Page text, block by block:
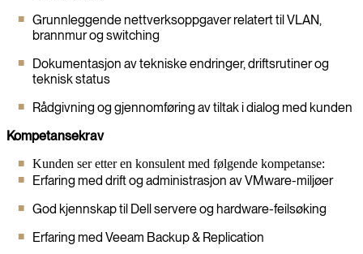
Grunnleggende nettverksoppgaver relatert til VLAN,
brannmur og switching
Dokumentasjon av tekniske endringer, driftsrutiner og
teknisk status
Rådgivning og gjennomføring av tiltak i dialog med kunden
Kompetansekrav
Kunden ser etter en konsulent med følgende kompetanse:
Erfaring med drift og administrasjon av VMware-miljøer
God kjennskap til Dell servere og hardware-feilsøking
Erfaring med Veeam Backup & Replication